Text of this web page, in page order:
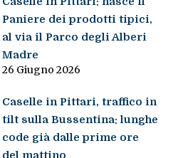
Paniere dei prodotti tipici,
al via il Parco degli Alberi
Madre
26 Giugno 2026
Caselle in Pittari, traffico in
tilt sulla Bussentina: lunghe
code già dalle prime ore
del mattino